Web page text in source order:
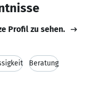
Profil zu sehen.
Beratung